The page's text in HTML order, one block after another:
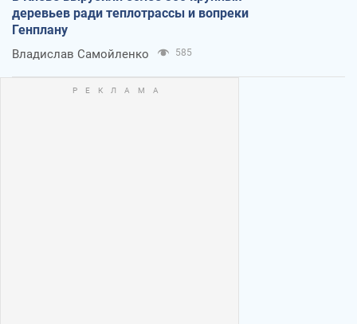
деревьев ради теплотрассы и вопреки
Генплану
Владислав Самойленко 585